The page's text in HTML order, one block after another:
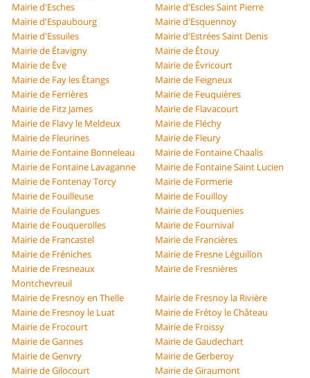
Mairie d'Esches
Mairie d'Escles Saint Pierre
Mairie d'Espaubourg
Mairie d'Esquennoy
Mairie d'Essuiles
Mairie d'Estrées Saint Denis
Mairie de Étavigny
Mairie de Étouy
Mairie de Ève
Mairie de Évricourt
Mairie de Fay les Étangs
Mairie de Feigneux
Mairie de Ferrières
Mairie de Feuquières
Mairie de Fitz James
Mairie de Flavacourt
Mairie de Flavy le Meldeux
Mairie de Fléchy
Mairie de Fleurines
Mairie de Fleury
Mairie de Fontaine Bonneleau
Mairie de Fontaine Chaalis
Mairie de Fontaine Lavaganne
Mairie de Fontaine Saint Lucien
Mairie de Fontenay Torcy
Mairie de Formerie
Mairie de Fouilleuse
Mairie de Fouilloy
Mairie de Foulangues
Mairie de Fouquenies
Mairie de Fouquerolles
Mairie de Fournival
Mairie de Francastel
Mairie de Francières
Mairie de Fréniches
Mairie de Fresne Léguillon
Mairie de Fresneaux
Montchevreuil
Mairie de Fresnières
Mairie de Fresnoy en Thelle
Mairie de Fresnoy la Rivière
Mairie de Fresnoy le Luat
Mairie de Frétoy le Château
Mairie de Frocourt
Mairie de Froissy
Mairie de Gannes
Mairie de Gaudechart
Mairie de Genvry
Mairie de Gerberoy
Mairie de Gilocourt
Mairie de Giraumont